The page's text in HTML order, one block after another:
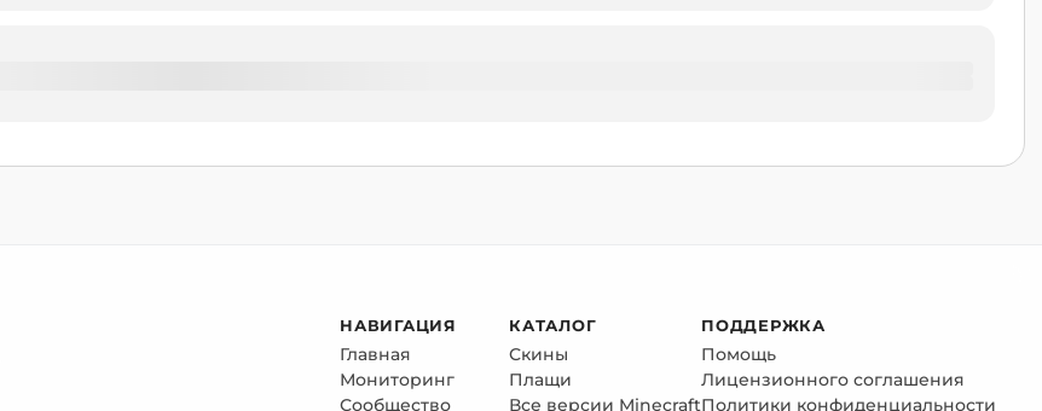
НАВИГАЦИЯ
Главная
Мониторинг
Сообщество
КАТАЛОГ
Скины
Плащи
Все версии Minecraft
ПОДДЕРЖКА
Помощь
Лицензионного соглашения
Политики конфиденциальности